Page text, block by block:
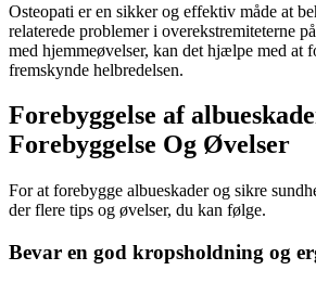
Osteopati er en sikker og effektiv måde at
relaterede problemer i overekstremiteterne
med hjemmeøvelser, kan det hjælpe med at
fremskynde helbredelsen.
Forebyggelse af
Forebyggelse Og Øvelser
For at forebygge albueskader og sikre
der flere tips og øvelser, du kan følge.
Bevar en god kropsholdning og